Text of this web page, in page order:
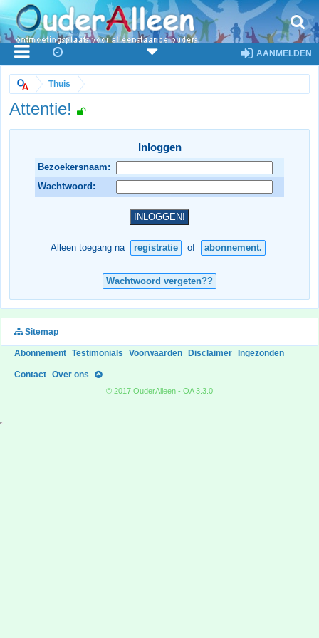
AANMELDEN
Thuis
Attentie!
Inloggen
Bezoekersnaam:
Wachtwoord:
Alleen toegang na registratie of abonnement.
Wachtwoord vergeten??
Sitemap
Abonnement Testimonials Voorwaarden Disclaimer Ingezonden
Contact Over ons
© 2017 OuderAlleen - OA 3.3.0